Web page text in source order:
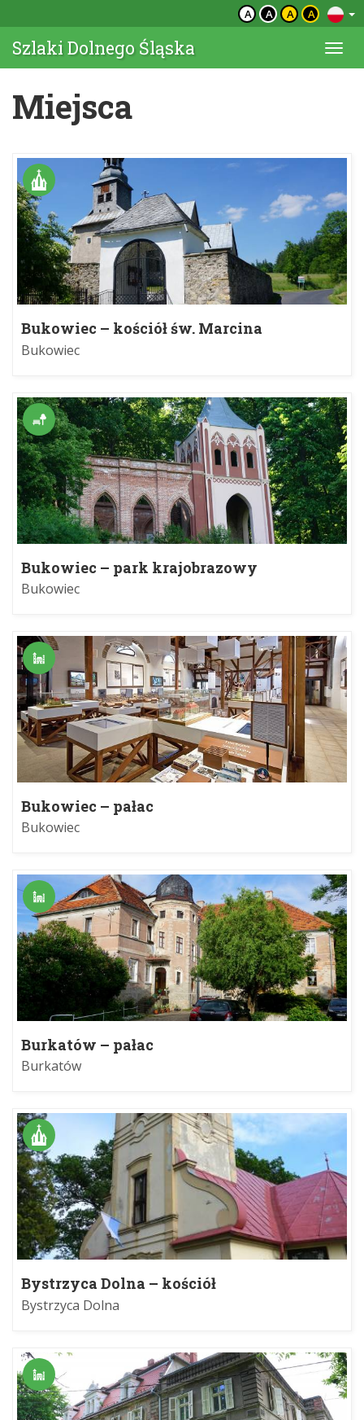
A A A A
Szlaki Dolnego Śląska
Miejsca
Bukowiec – kościół św. Marcina
Bukowiec
Bukowiec – park krajobrazowy
Bukowiec
Bukowiec – pałac
Bukowiec
Burkatów – pałac
Burkatów
Bystrzyca Dolna – kościół
Bystrzyca Dolna